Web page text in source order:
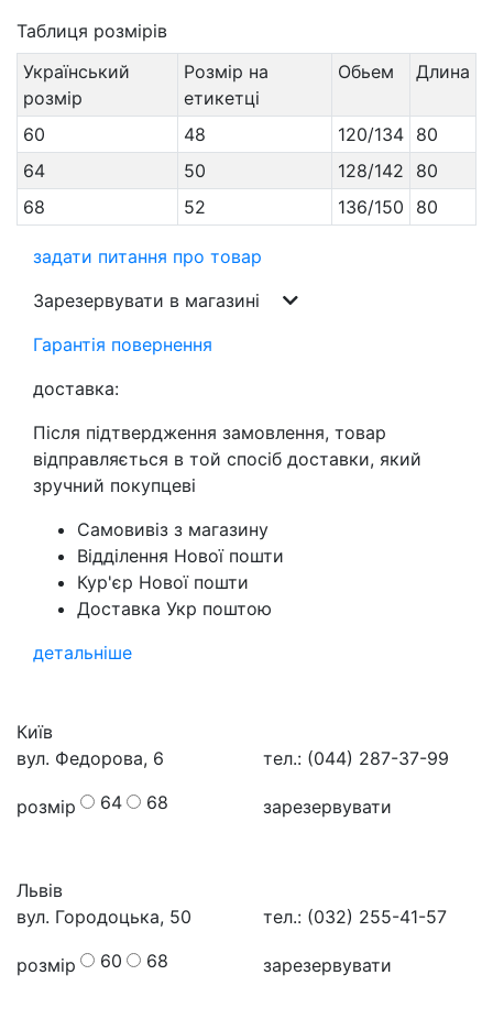
Таблиця розмірів
Український
розмір
Розмір на
етикетці
Обьем Длина
60 48 120/134
80
64
50 128/142
80
68
52 136/150 80
задати питання про товар
Зарезервувати в магазині
Гарантія повернення
доставка:
Після підтвердження замовлення, товар
відправляється в той спосіб доставки, який
зручний покупцеві
Самовивіз з магазину
Відділення Нової пошти
Кур'єр Нової пошти
Доставка Укр поштою
детальніше
Київ
вул. Федорова, 6
тел.: (044) 287-37-99
розмір 64 68 зарезервувати
Львів
вул. Городоцька, 50
тел.: (032) 255-41-57
розмір 60 68 зарезервувати